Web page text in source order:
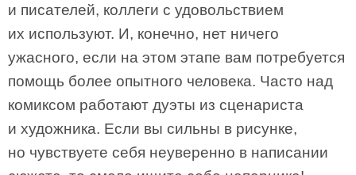
и писателей, коллеги с удовольствием
их используют. И, конечно, нет ничего
ужасного, если на этом этапе вам потребуется
помощь более опытного человека. Часто над
комиксом работают дуэты из сценариста
и художника. Если вы сильны в рисунке,
но чувствуете себя неуверенно в написании